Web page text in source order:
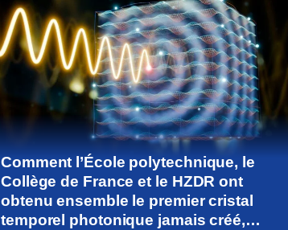
Comment l’École polytechnique, le
Collège de France et le HZDR ont
obtenu ensemble le premier cristal
temporel photonique jamais créé,